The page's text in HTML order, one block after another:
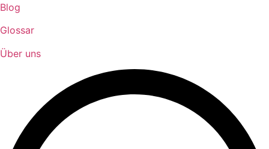
Blog
Glossar
Über uns